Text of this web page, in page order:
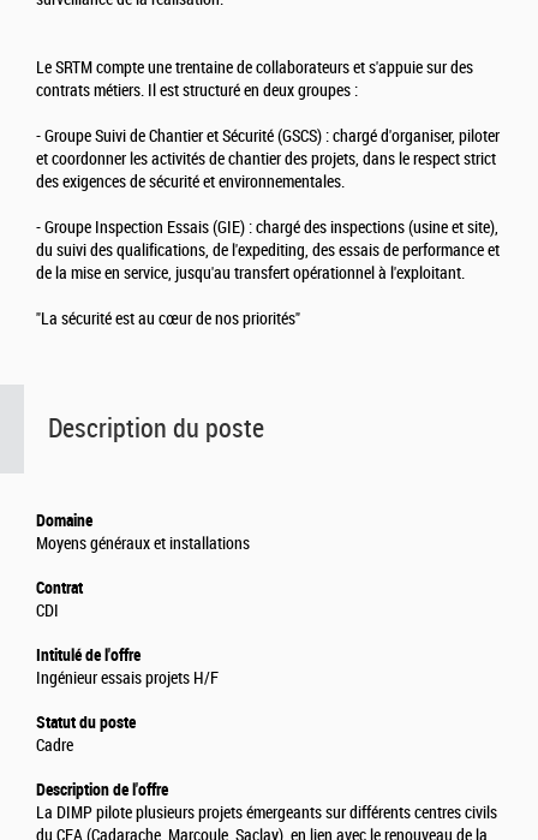
Description du poste
Domaine
Moyens généraux et installations
Contrat
CDI
Intitulé de l'offre
Ingénieur essais projets H/F
Statut du poste
Cadre
Description de l'offre
La DIMP pilote plusieurs projets émergeants sur différents centres civils
du CEA (Cadarache, Marcoule, Saclay), en lien avec le renouveau de la
Le SRTM compte une trentaine de collaborateurs et s'appuie sur des
contrats métiers. Il est structuré en deux groupes :
- Groupe Suivi de Chantier et Sécurité (GSCS) : chargé d'organiser, piloter
et coordonner les activités de chantier des projets, dans le respect strict
des exigences de sécurité et environnementales.
- Groupe Inspection Essais (GIE) : chargé des inspections (usine et site),
du suivi des qualifications, de l'expediting, des essais de performance et
de la mise en service, jusqu'au transfert opérationnel à l'exploitant.
"La sécurité est au cœur de nos priorités"